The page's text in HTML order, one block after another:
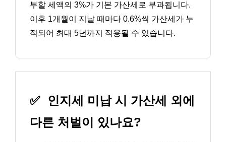
부할 세액의 3%가 기본 가산세로 부과됩니다.
이후 1개월이 지날 때마다 0.6%씩 가산세가 누
적되어 최대 5년까지 적용될 수 있습니다.
✅
인지세 미납 시 가산세 외에
다른 처벌이 있나요?